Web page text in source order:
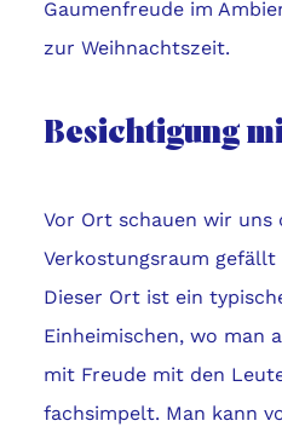
Gaumenfreude im
zur Weihnachtszeit.
Besichtigung
Vor Ort schauen wir uns
Verkostungsraum gefällt
Dieser Ort ist ein
Einheimischen, wo man
mit Freude mit den
fachsimpelt. Man kann